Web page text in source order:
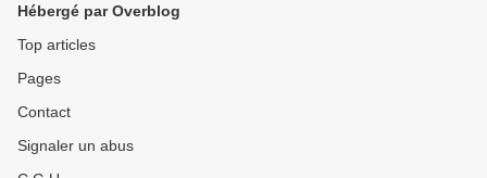
Hébergé par Overblog
Top articles
Pages
Contact
Signaler un abus